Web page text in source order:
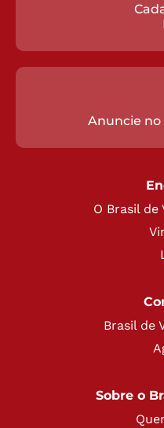
Anuncie no
O Brasil de
Brasil de
Sobre o